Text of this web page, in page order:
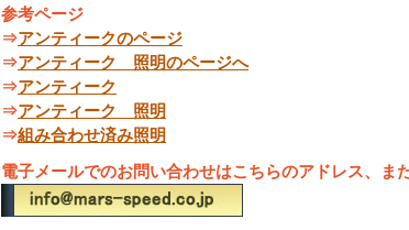
参考ページ
⇒アンティークのページ
⇒アンティーク 照明のページへ
⇒アンティーク
⇒アンティーク 照明
⇒組み合わせ済み照明
電子メールでのお問い合わせはこちらのアドレス、ま